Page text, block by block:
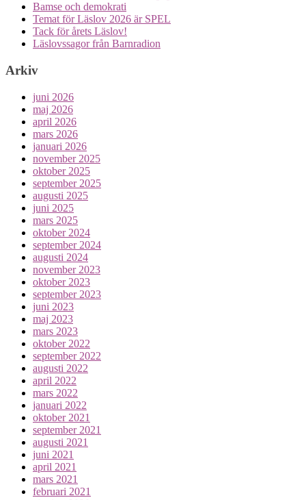
Bamse och demokrati
Temat för Läslov 2026 är SPEL
Tack för årets Läslov!
Läslovssagor från Barnradion
Arkiv
juni 2026
maj 2026
april 2026
mars 2026
januari 2026
november 2025
oktober 2025
september 2025
augusti 2025
juni 2025
mars 2025
oktober 2024
september 2024
augusti 2024
november 2023
oktober 2023
september 2023
juni 2023
maj 2023
mars 2023
oktober 2022
september 2022
augusti 2022
april 2022
mars 2022
januari 2022
oktober 2021
september 2021
augusti 2021
juni 2021
april 2021
mars 2021
februari 2021